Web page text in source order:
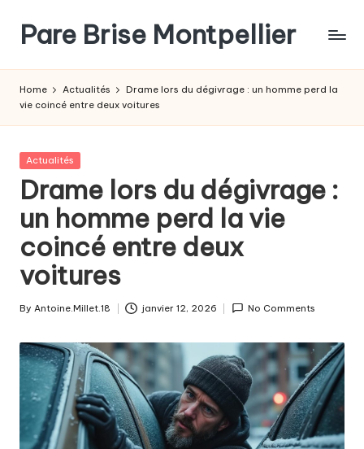
content
Pare Brise Montpellier
Home Actualités
Drame lors du dégivrage : un homme perd la
vie coincé entre deux voitures
Posted
Actualités
Drame lors du dégivrage :
un homme perd la vie
coincé entre deux
voitures
Posted
By Antoine.Millet.18 janvier 12, 2026 No Comments